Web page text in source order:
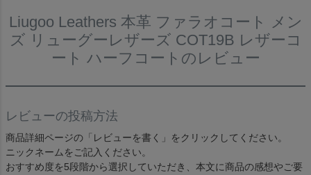
Liugoo Leathers 本革 ファラオコート メン
ズ リューグーレザーズ COT19B レザーコ
ート ハーフコートのレビュー
レビューの投稿方法
商品詳細ページの「レビューを書く」をクリックしてください。
ニックネームをご記入ください。
おすすめ度を5段階から選択していただき、本文に商品の感想やご要